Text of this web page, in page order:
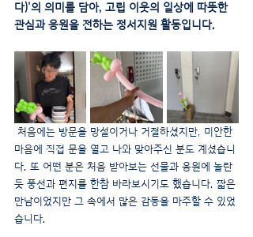
다)'의 의미를 담아, 고립 이웃의 일상에 따뜻한
관심과 응원을 전하는 정서지원 활동입니다.
마음에 직접 문을 열고 나와 맞아주신 분도 계셨습니
다. 또 어떤 분은 처음 받아보는 선물과 응원에 놀란
듯 풍선과 편지를 한참 바라보시기도 했습니다. 짧은
만남이었지만 그 속에서 많은 감동을 마주할 수 있었
습니다.